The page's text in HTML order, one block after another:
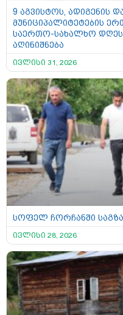
9 აგვისტოს, ადიგენის
მუნიციპალიტეტების
საერთო-სახალხო
აღინიშნება
ივლისი 31, 2026
სოფელ ჩორჩანში
ივლისი 28, 2026